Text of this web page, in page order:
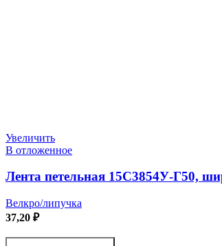
Увеличить
В отложенное
Лента петельная 15С3854У-Г50,
Велкро/липучка
37,20 ₽